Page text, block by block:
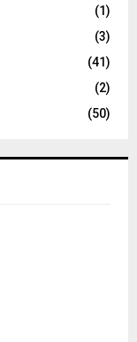
(1)
(3)
(41)
(2)
(50)